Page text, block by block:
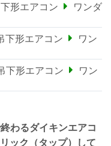
形エアコン
ワンダ
下形エアコン
ワン
下形エアコン
ワン
わるダイキンエアコ
ック（タップ）して